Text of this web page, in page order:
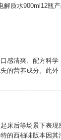
质水900ml12瓶
感清爽、配方科
的营养成分。此
床后等场景下表
的西柚味版本因其